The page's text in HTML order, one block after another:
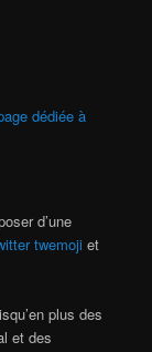
dédiée à
d’une
twemoji et
plus des
et des